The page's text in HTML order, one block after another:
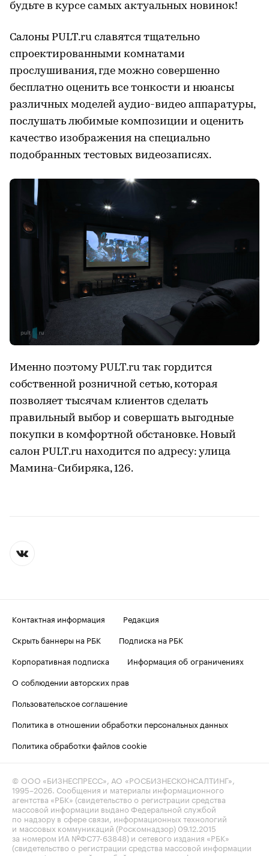
будьте в курсе самых актуальных новинок!
Салоны PULT.ru славятся тщательно
спроектированными комнатами
прослушивания, где можно совершенно
бесплатно оценить все тонкости и нюансы
различных моделей аудио-видео аппаратуры,
послушать любимые композиции и оценить
качество изображения на специально
подобранных тестовых видеозаписях.
Именно поэтому PULT.ru так гордится
собственной розничной сетью, которая
позволяет тысячам клиентов сделать
правильный выбор и совершать выгодные
покупки в комфортной обстановке. Новый
салон PULT.ru находится по адресу: улица
Мамина-Сибиряка, 126.
Контактная информация
Редакция
Скрыть баннеры на РБК
Подписка на РБК
Корпоративная подписка
Информация об ограничениях
О соблюдении авторских прав
Пользовательское соглашение
Политика в отношении обработки персональных данных
Политика обработки файлов cookie
© ООО «БИЗНЕСПРЕСС», АО «РОСБИЗНЕСКОНСАЛТИНГ»,
1995–2026. Сообщения и материалы информационного
агентства «РБК» (свидетельство о регистрации средства
массовой информации выдано Федеральной службой
по надзору в сфере связи, информационных технологий
и массовых коммуникаций (Роскомнадзор) 09.12.2015
за номером ИА №ФС77-63848) и сетевого издания «РБК»
(свидетельство о регистрации средства массовой информации